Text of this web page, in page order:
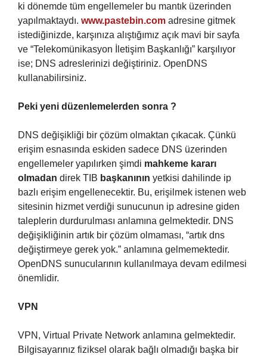
ki dönemde tüm engellemeler bu mantık üzerinden
yapılmaktaydı. www.pastebin.com adresine gitmek
istediğinizde, karşınıza alıştığımız açık mavi bir sayfa
ve “Telekomünikasyon İletişim Başkanlığı” karşılıyor
ise; DNS adreslerinizi değiştiriniz. OpenDNS
kullanabilirsiniz.
Peki yeni düzenlemelerden sonra ?
DNS değişikliği bir çözüm olmaktan çıkacak. Çünkü
erişim esnasında eskiden sadece DNS üzerinden
engellemeler yapılırken şimdi mahkeme kararı
olmadan direk TIB başkanının yetkisi dahilinde ip
bazlı erişim engellenecektir. Bu, erişilmek istenen web
sitesinin hizmet verdiği sunucunun ip adresine giden
taleplerin durdurulması anlamına gelmektedir. DNS
değişikliğinin artık bir çözüm olmaması, “artık dns
değiştirmeye gerek yok.” anlamına gelmemektedir.
OpenDNS sunucularının kullanılmaya devam edilmesi
önemlidir.
VPN
VPN, Virtual Private Network anlamına gelmektedir.
Bilgisayarınız fiziksel olarak bağlı olmadığı başka bir